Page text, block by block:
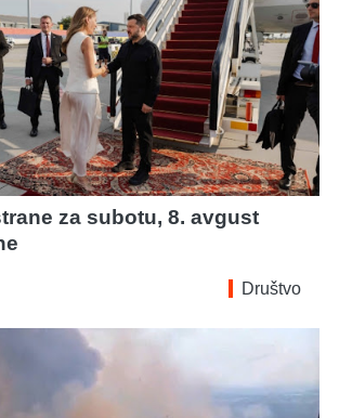
za subotu, 8. avgust
Društvo